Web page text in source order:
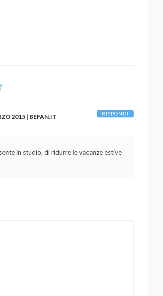
2015 | BEFAN.IT
in studio, di ridurre le vacanze estive
RISPONDI